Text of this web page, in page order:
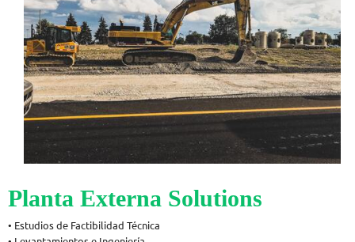
Planta Externa Solutions
• Estudios de Factibilidad Técnica